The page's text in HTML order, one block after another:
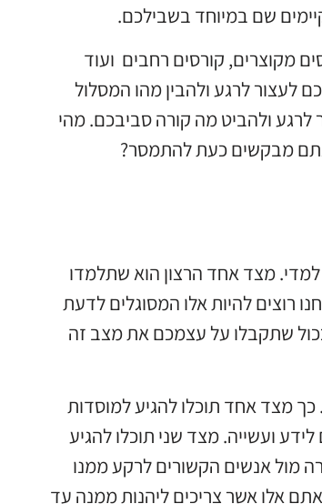
שם במיוחד בשבילכם.
מקוצרים, קורסים רחבים ועוד
לעצור לרגע ולהבין מהו המסלול
ולהביט מה קורה סביבכם. מהי
מבקשים כעת להתמסר?
למדי. מצד אחד הרצון הוא שתלמדו
רוצים להיות אלו המסוגלים לדעת
שתקבלו על עצמכם את מצב זה
מצד אחד תוכלו להגיע למוסדות
ועשייה. מצד שני תוכלו להגיע
מול אנשים הקשורים לרקע ממנו
אלו אשר צריכים ליהנות ממנה עד